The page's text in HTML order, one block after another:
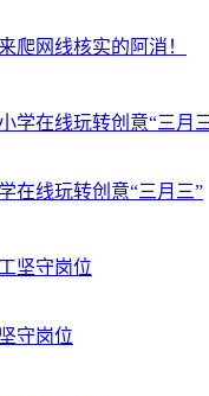
爬网线核实的阿消！
在线玩转创意“三月三”
守岗位